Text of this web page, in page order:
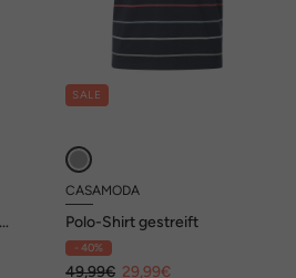
SALE
CASAMODA
Polo-Shirt gestreift
- 40%
49,99€ 29,99€